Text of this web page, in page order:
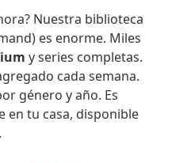
Nuestra biblioteca
es enorme. Miles
y series completas.
cada semana.
género y año. Es
en tu casa, disponible